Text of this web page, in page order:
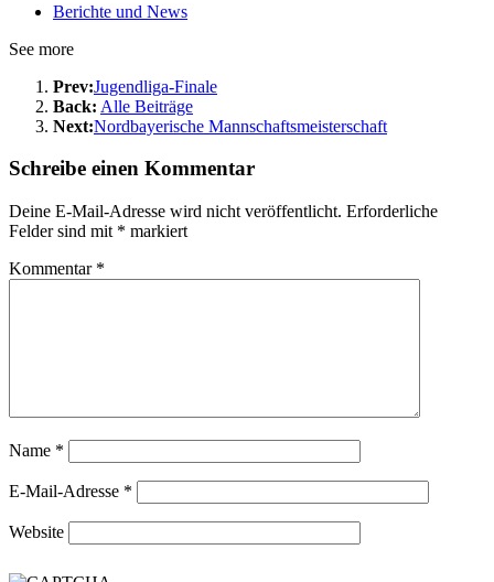
Berichte und News
See more
Prev:Jugendliga-Finale
Back: Alle Beiträge
Next:Nordbayerische Mannschaftsmeisterschaft
Schreibe einen Kommentar
Deine E-Mail-Adresse wird nicht veröffentlicht. Erforderliche
Felder sind mit * markiert
Kommentar *
Name *
E-Mail-Adresse *
Website